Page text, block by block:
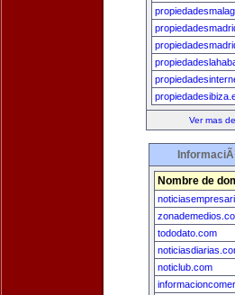
Ver mas
Nombre de
tododato.com
noticlub.com